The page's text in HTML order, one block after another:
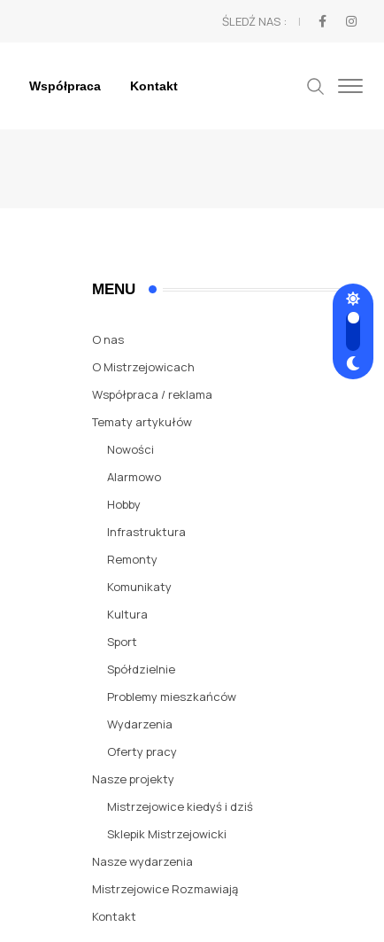
ŚLEDŹ NAS :
Współpraca Kontakt
MENU
O nas
O Mistrzejowicach
Współpraca / reklama
Tematy artykułów
Nowości
Alarmowo
Hobby
Infrastruktura
Remonty
Komunikaty
Kultura
Sport
Spółdzielnie
Problemy mieszkańców
Wydarzenia
Oferty pracy
Nasze projekty
Mistrzejowice kiedyś i dziś
Sklepik Mistrzejowicki
Nasze wydarzenia
Mistrzejowice Rozmawiają
Kontakt